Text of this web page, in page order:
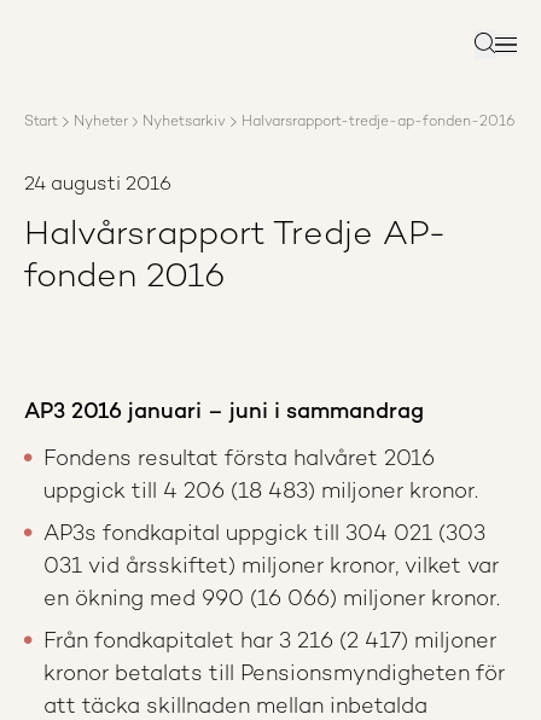
Rapporter
Kontakta AP3
Sök
Start Nyheter Nyhetsarkiv Halvarsrapport-tredje-ap-fonden-2016
24 augusti 2016
Halvårsrapport Tredje AP-
fonden 2016
AP3 2016 januari – juni i sammandrag
Fondens resultat första halvåret 2016
uppgick till 4 206 (18 483) miljoner kronor.
AP3s fondkapital uppgick till 304 021 (303
031 vid årsskiftet) miljoner kronor, vilket var
en ökning med 990 (16 066) miljoner kronor.
Från fondkapitalet har 3 216 (2 417) miljoner
kronor betalats till Pensionsmyndigheten för
att täcka skillnaden mellan inbetalda